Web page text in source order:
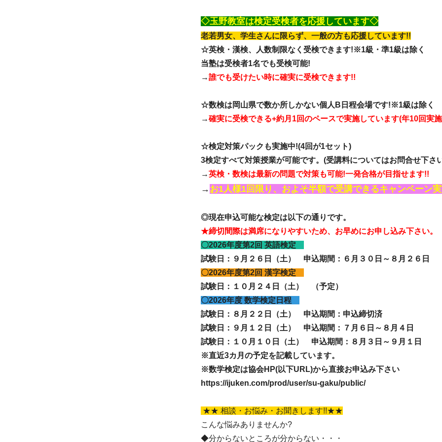
◇玉野教室は検定受検者を応援しています◇
老若男女、学生さんに限らず、一般の方も応援しています!!
☆英検・漢検、人数制限なく受検できます!※1級・準1級は除く
当塾は受検者1名でも受検可能!
→誰でも受けたい時に確実に受検できます!!
☆数検は岡山県で数か所しかない個人B日程会場です!※1級は除く
→確実に受検できる+約月1回のペースで実施しています(年10回実
☆検定対策パックも実施中!(4回が1セット)
3検定すべて対策授業が可能です。(受講料についてはお問合せ下さ
→英検・数検は最新の問題で対策も可能!一発合格が目指せます!!
→ お1人様1回限り、およそ半額で受講できるキャンペーン
◎現在申込可能な検定は以下の通りです。
★締切間際は満席になりやすいため、お早めにお申し込み下さい。
〇2026年度第2回 英語検定
試験日：９月２６日（土） 申込期間：６月３０日～８月２６日
〇2026年度第2回 漢字検定
試験日：１０月２４日（土） （予定）
〇2026年度 数学検定日程
試験日：８月２２日（土） 申込期間：申込締切済
試験日：９月１２日（土） 申込期間：７月６日～８月４日
試験日：１０月１０日（土） 申込期間：８月３日～９月１日
※直近3カ月の予定を記載しています。
※数学検定は協会HP(以下URL)から直接お申込み下さい
https://ijuken.com/prod/user/su-gaku/public/
★★ 相談・お悩み・お聞きします!!★★
こんな悩みありませんか?
◆分からないところが分からない・・・